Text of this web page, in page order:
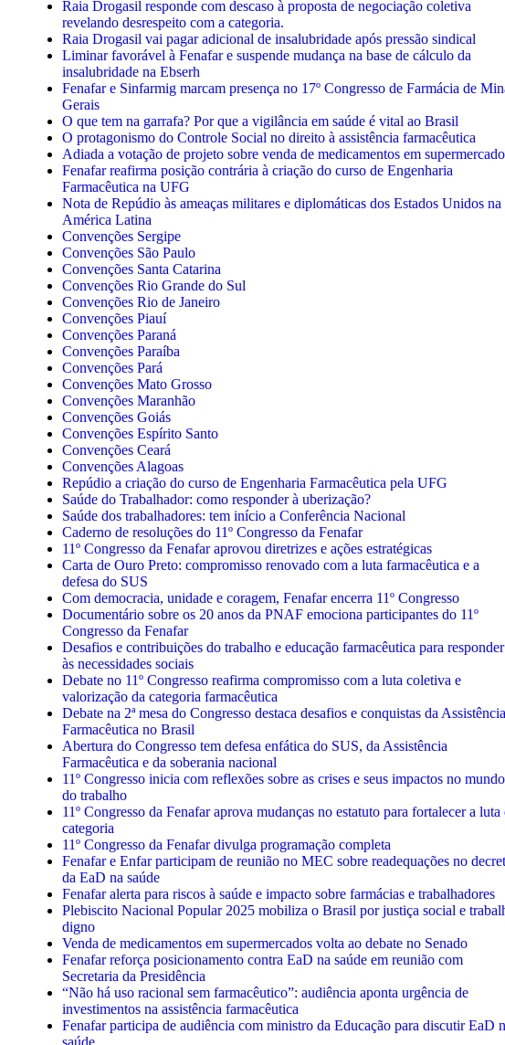
Raia Drogasil responde com descaso à proposta de negociação coletiva
revelando desrespeito com a categoria.
Raia Drogasil vai pagar adicional de insalubridade após pressão sindical
Liminar favorável à Fenafar e suspende mudança na base de cálculo da
insalubridade na Ebserh
Fenafar e Sinfarmig marcam presença no 17º Congresso de Farmácia de
Gerais
O que tem na garrafa? Por que a vigilância em saúde é vital ao Brasil
O protagonismo do Controle Social no direito à assistência farmacêutica
Adiada a votação de projeto sobre venda de medicamentos em
Fenafar reafirma posição contrária à criação do curso de Engenharia
Farmacêutica na UFG
Nota de Repúdio às ameaças militares e diplomáticas dos Estados Unidos na
América Latina
Convenções Sergipe
Convenções São Paulo
Convenções Santa Catarina
Convenções Rio Grande do Sul
Convenções Rio de Janeiro
Convenções Piauí
Convenções Paraná
Convenções Paraíba
Convenções Pará
Convenções Mato Grosso
Convenções Maranhão
Convenções Goiás
Convenções Espírito Santo
Convenções Ceará
Convenções Alagoas
Repúdio a criação do curso de Engenharia Farmacêutica pela UFG
Saúde do Trabalhador: como responder à uberização?
Saúde dos trabalhadores: tem início a Conferência Nacional
Caderno de resoluções do 11º Congresso da Fenafar
11º Congresso da Fenafar aprovou diretrizes e ações estratégicas
Carta de Ouro Preto: compromisso renovado com a luta farmacêutica e a
defesa do SUS
Com democracia, unidade e coragem, Fenafar encerra 11º Congresso
Documentário sobre os 20 anos da PNAF emociona participantes do 11º
Congresso da Fenafar
Desafios e contribuições do trabalho e educação farmacêutica para responder
às necessidades sociais
Debate no 11º Congresso reafirma compromisso com a luta coletiva e
valorização da categoria farmacêutica
Debate na 2ª mesa do Congresso destaca desafios e conquistas da Assistência
Farmacêutica no Brasil
Abertura do Congresso tem defesa enfática do SUS, da Assistência
Farmacêutica e da soberania nacional
11º Congresso inicia com reflexões sobre as crises e seus impactos no mundo
do trabalho
11º Congresso da Fenafar aprova mudanças no estatuto para fortalecer a luta
categoria
11º Congresso da Fenafar divulga programação completa
Fenafar e Enfar participam de reunião no MEC sobre readequações no
da EaD na saúde
Fenafar alerta para riscos à saúde e impacto sobre farmácias e trabalhadores
Plebiscito Nacional Popular 2025 mobiliza o Brasil por justiça social e
digno
Venda de medicamentos em supermercados volta ao debate no Senado
Fenafar reforça posicionamento contra EaD na saúde em reunião com
Secretaria da Presidência
“Não há uso racional sem farmacêutico”: audiência aponta urgência de
investimentos na assistência farmacêutica
Fenafar participa de audiência com ministro da Educação para discutir EaD
saúde